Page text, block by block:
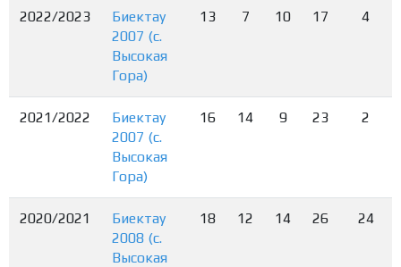
2022/2023
Биектау
2007 (с.
Высокая
Гора)
13 7 10 17 4
2021/2022
Биектау
2007 (с.
Высокая
Гора)
16 14 9 23 2
2020/2021
Биектау
2008 (с.
Высокая
18 12 14 26 24